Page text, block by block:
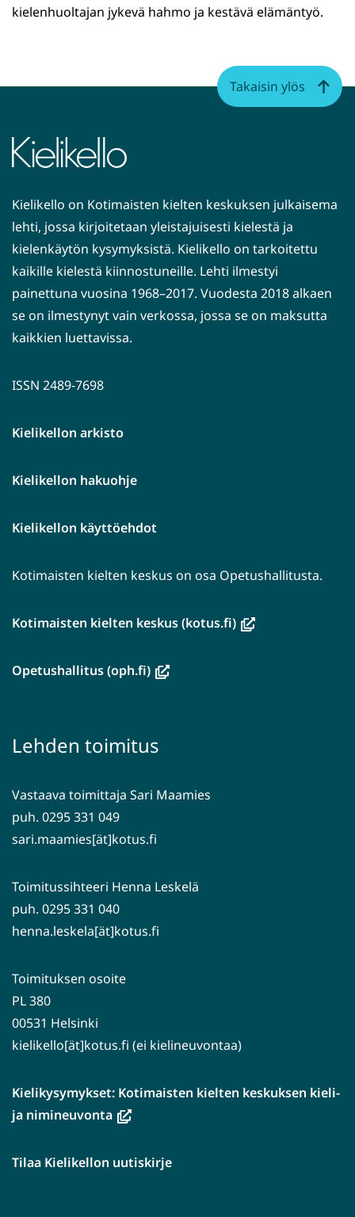
kielenhuoltajan jykevä hahmo ja kestävä elämäntyö.
Kielikello on Kotimaisten kielten keskuksen julkaisema
lehti, jossa kirjoitetaan yleistajuisesti kielestä ja
kielenkäytön kysymyksistä. Kielikello on tarkoitettu
kaikille kielestä kiinnostuneille. Lehti ilmestyi
painettuna vuosina 1968–2017. Vuodesta 2018 alkaen
se on ilmestynyt vain verkossa, jossa se on maksutta
kaikkien luettavissa.
ISSN 2489-7698
Kielikellon arkisto
Kielikellon hakuohje
Kielikellon käyttöehdot
Kotimaisten kielten keskus on osa Opetushallitusta.
Kotimaisten kielten keskus (kotus.fi)(avautuu
Opetushallitus (oph.fi)(avautuu
toiseen
Lehden toimitus
Vastaava toimittaja Sari Maamies
puh. 0295 331 049
sari.maamies[ät]kotus.fi
Toimitussihteeri Henna Leskelä
puh. 0295 331 040
henna.leskela[ät]kotus.fi
Toimituksen osoite
PL 380
00531 Helsinki
kielikello[ät]kotus.fi (ei kielineuvontaa)
Kielikysymykset: Kotimaisten kielten keskuksen kieli-
ja nimineuvonta(avautuu
ikkunaan,
Tilaa Kielikellon uutiskirje
Takaisin ylös